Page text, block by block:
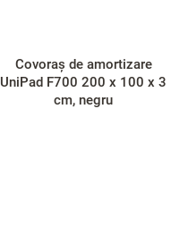
Covoraș de amortizare
UniPad F700 200 x 100 x 3
cm, negru